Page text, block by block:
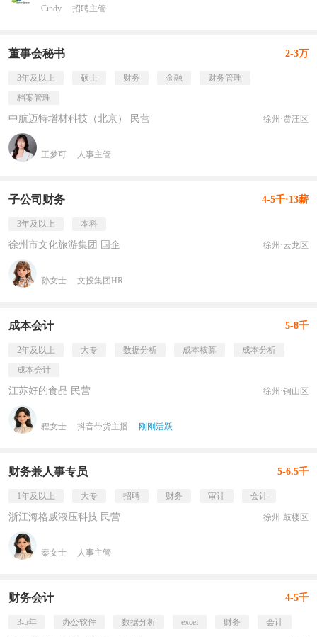
Cindy 招聘主管
董事会秘书 2-3万
3年及以上 硕士 财务 金融
财务管理
档案管理
中航迈特增材科技（北京） 民营 徐州·贾汪区
王梦可 人事主管
子公司财务 4-5千·13薪
3年及以上 本科
徐州市文化旅游集团 国企 徐州·云龙区
孙女士 文投集团HR
成本会计 5-8千
2年及以上 大专 数据分析 成本核算
成本分析
成本会计
江苏好的食品 民营 徐州·铜山区
程女士 抖音带货主播 刚刚活跃
财务兼人事专员 5-6.5千
1年及以上 大专 招聘 财务 审计 会计
浙江海格威液压科技 民营 徐州·鼓楼区
秦女士 人事主管
财务会计 4-5千
3-5年 办公软件 数据分析 excel 财务 会计